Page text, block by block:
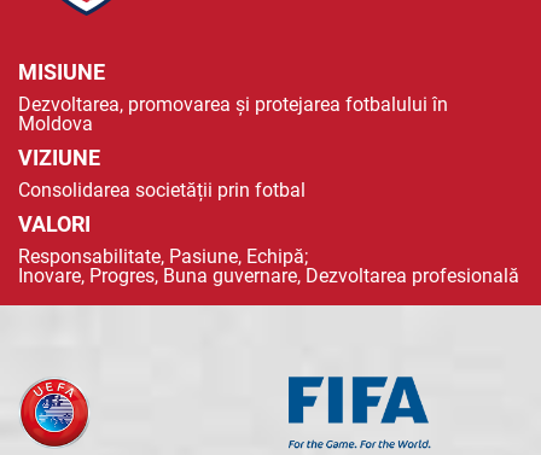
MISIUNE
Dezvoltarea, promovarea și protejarea fotbalului în
Moldova
VIZIUNE
Consolidarea societății prin fotbal
VALORI
Responsabilitate, Pasiune, Echipă;
Inovare, Progres, Buna guvernare, Dezvoltarea profesională